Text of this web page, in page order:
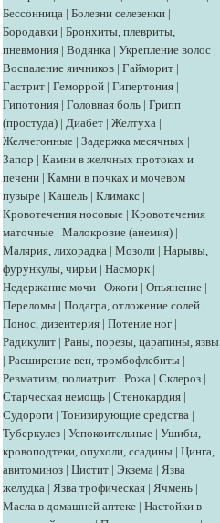
Бессонница | Болезни селезенки |
Бородавки | Бронхиты, плевриты,
пневмония | Водянка | Укрепление волос |
Воспаление яичников | Гайморит |
Гастрит | Геморрой | Гипертония |
Гипотония | Головная боль | Грипп
(простуда) | Диабет | Желтуха |
Желчегонные | Задержка месячных |
Запор | Камни в желчных протоках и
печени | Камни в почках и мочевом
пузыре | Кашель | Климакс |
Кровотечения носовые | Кровотечения
маточные | Малокровие (анемия) |
Малярия, лихорадка | Мозоли | Нарывы,
фурункулы, чирьи | Насморк |
Недержание мочи | Ожоги | Опьянение |
Переломы | Подагра, отложение солей |
Понос, дизентерия | Потение ног |
Радикулит | Раны, порезы, царапины, язвы
| Расширение вен, тромбофлебиты |
Ревматизм, полиатрит | Рожа | Склероз |
Старческая немощь | Стенокардия |
Судороги | Тонизирующие средства |
Туберкулез | Успокоительные | Ушибы,
кровоподтеки, опухоли, ссадины | Цинга,
авитоминоз | Цистит | Экзема | Язва
желудка | Язва трофическая | Ячмень |
Масла в домашней аптеке | Настойки в